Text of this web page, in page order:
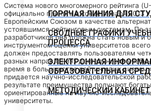
ГОРЯЧАЯ ЛИНИЯ ДЛЯ
СВОДНЫЕ ГРАФИКИ
ПРОЦЕССА
ЭЛЕКТРОННАЯ
ОБРАЗОВАТЕЛЬНАЯ
МЕТОДИЧЕСКИЙ КАБИНЕТ
Система нового многомерного рейтинга
официально принята в конце января 2013
Европейским Союзом в качестве
устоявшимся рейтинговым системам. По
разработчиков она должна стать новым и
инструментом оценки университетов
должен предоставлять пользователям
разных направлениях деятельности
время в большинстве рейтинговых систем
придается научно-исследовательской
результате преимущества получают
ориентированные на научно-
университеты.